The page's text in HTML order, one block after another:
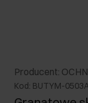
Producent:
Kod: BUTYM-